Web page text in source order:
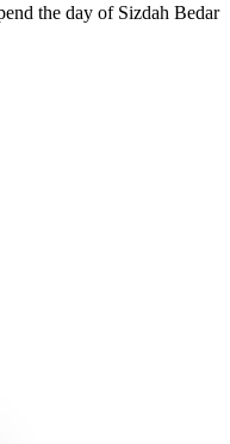
the day of Sizdah Bedar